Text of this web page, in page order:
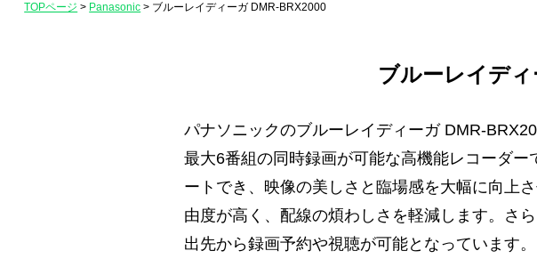
な
ッ
ハ】
送
無
料・
TOPページ > Panasonic > ブルーレイディーガ DMR-BRX2000
ブルーレイデ
パナソニックのブルーレイディーガ DMR-
最大6番組の同時録画が可能な高機能レコーダ
ートでき、映像の美しさと臨場感を大幅に向上
由度が高く、配線の煩わしさを軽減します。さ
出先から録画予約や視聴が可能となっています。